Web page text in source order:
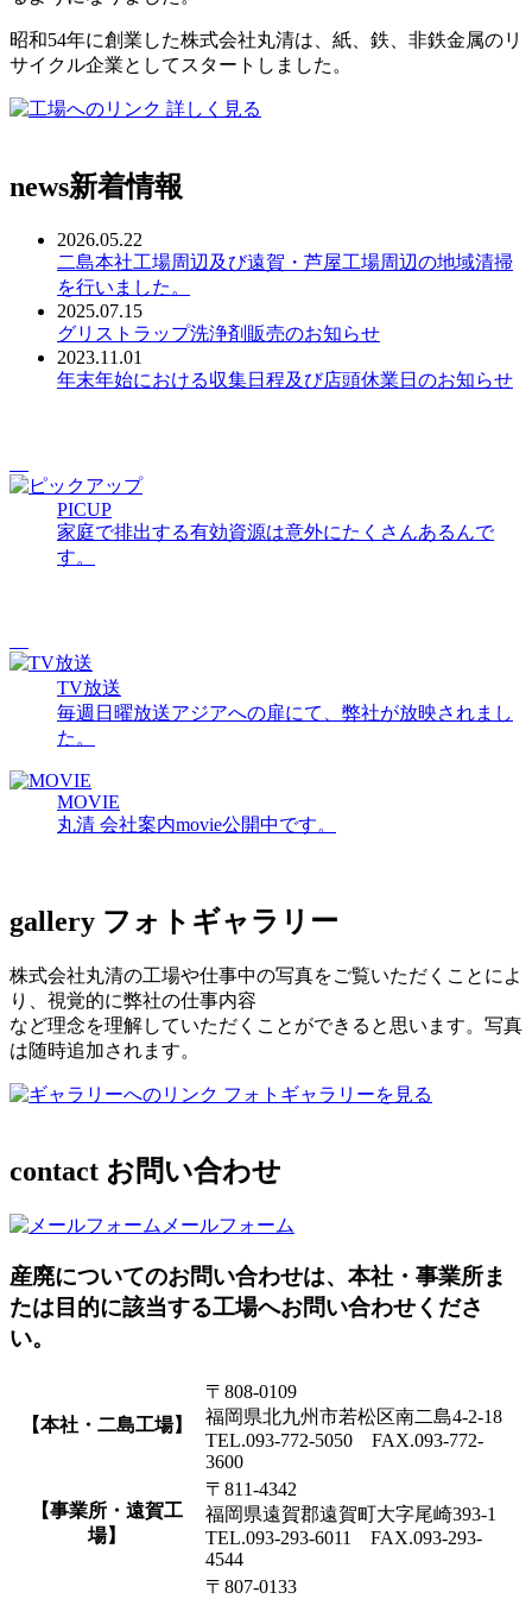
昭和54年に創業した株式会社丸清は、紙、鉄、非鉄金属のリ
サイクル企業としてスタートしました。
詳しく見る
news新着情報
2026.05.22
二島本社工場周辺及び遠賀・芦屋工場周辺の地域清掃
を行いました。
2025.07.15
グリストラップ洗浄剤販売のお知らせ
2023.11.01
年末年始における収集日程及び店頭休業日のお知らせ
PICUP
家庭で排出する有効資源は意外にたくさんあるんで
す。
TV放送
毎週日曜放送アジアへの扉にて、弊社が放映されまし
た。
MOVIE
丸清 会社案内movie公開中です。
gallery フォトギャラリー
株式会社丸清の工場や仕事中の写真をご覧いただくことによ
り、視覚的に弊社の仕事内容
など理念を理解していただくことができると思います。写真
は随時追加されます。
フォトギャラリーを見る
contact お問い合わせ
メールフォーム
産廃についてのお問い合わせは、本社・事業所ま
たは目的に該当する工場へお問い合わせくださ
い。
【本社・二島工場】
〒808-0109
福岡県北九州市若松区南二島4-2-18
TEL.093-772-5050 FAX.093-772-
3600
【事業所・遠賀工
場】
〒811-4342
福岡県遠賀郡遠賀町大字尾崎393-1
TEL.093-293-6011 FAX.093-293-
4544
〒807-0133